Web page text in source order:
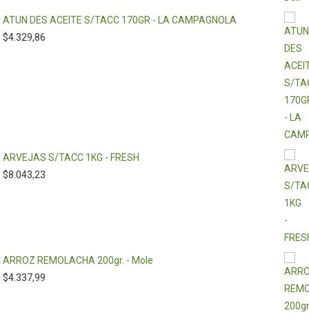
ATUN DES ACEITE S/TACC 170GR - LA CAMPAGNOLA
$4.329,86
ARVEJAS S/TACC 1KG - FRESH
$8.043,23
ARROZ REMOLACHA 200gr. - Mole
$4.337,99